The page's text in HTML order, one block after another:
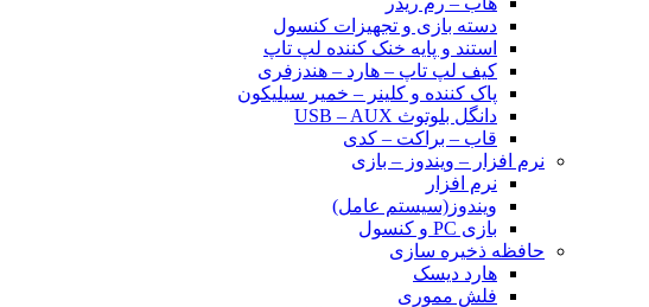
دسته بازی و تجهیزات کنسول
استند و پایه خنک کننده لپ تاپ
کیف لپ تاپ – هارد – هندزفری
پاک کننده و کلینر – خمیر سیلیکون
دانگل بلوتوث USB – AUX
قاب – براکت – کدی
نرم افزار – ویندوز – بازی
نرم افزار
ویندوز(سیستم عامل)
بازی PC و کنسول
حافظه ذخیره سازی
هارد دیسک
فلش مموری